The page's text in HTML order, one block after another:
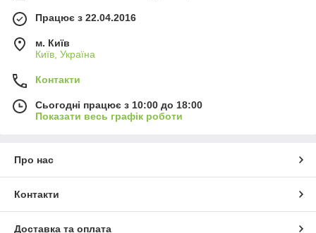
Працює з 22.04.2016
м. Київ
Київ, Україна
Контакти
Сьогодні працює з 10:00 до 18:00
Показати весь графік роботи
Про нас
Контакти
Доставка та оплата